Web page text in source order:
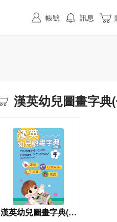
漢英幼兒圖畫字典
漢英幼兒圖畫字典(4)
帳號 訊息